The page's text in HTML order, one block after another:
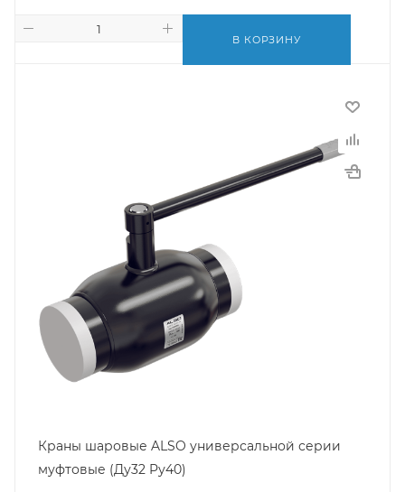
В КОРЗИНУ
Краны шаровые ALSO универсальной серии
муфтовые (Ду32 Pу40)